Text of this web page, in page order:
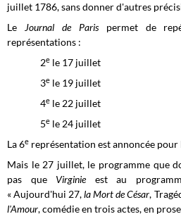
juillet 1786, sans donner d'autres
Le
Journal de Paris permet de
représentations :
2e le 17 juillet
3e le 19 juillet
4e le 22 juillet
5e le 24 juillet
La 6e représentation est annoncée
Mais le 27 juillet, le programme que
pas que Virginieest au
« Aujourd'hui 27,la Mort de César,
l'Amour, comédie en trois actes, en